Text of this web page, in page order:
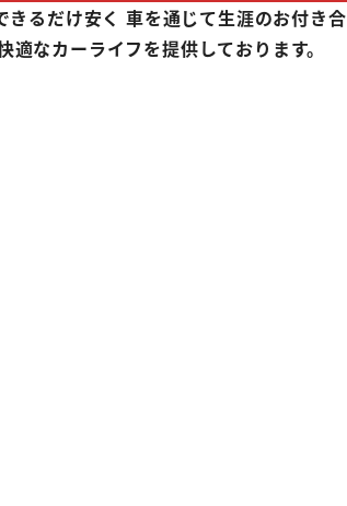
るだけ安く 車を通じて生涯のお付き合
なカーライフを提供しております。